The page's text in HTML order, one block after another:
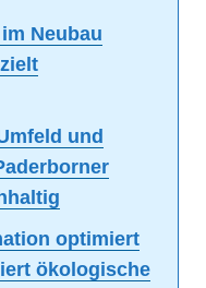
Neubau
und
optimiert
ökologische